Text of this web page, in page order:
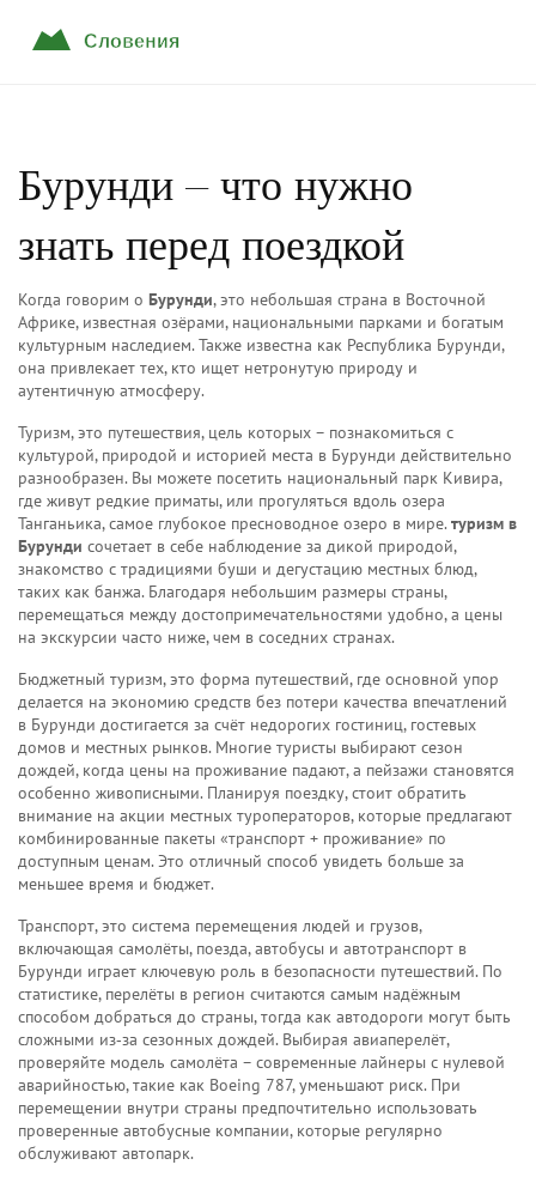
Бурунди – что нужно
знать перед поездкой
Когда говорим о Бурунди,это небольшая страна в Восточной
Африке, известная озёрами, национальными парками и богатым
культурным наследием. Также известна как Республика Бурунди,
она привлекает тех, кто ищет нетронутую природу и
аутентичную атмосферу.
Туризм,это путешествия, цель которых – познакомиться с
культурой, природой и историей места в Бурунди действительно
разнообразен. Вы можете посетить национальный парк Кивира,
где живут редкие приматы, или прогуляться вдоль озера
Танганьика, самое глубокое пресноводное озеро в мире. туризм в
Бурунди сочетает в себе наблюдение за дикой природой,
знакомство с традициями буши и дегустацию местных блюд,
таких как банжа. Благодаря небольшим размеры страны,
перемещаться между достопримечательностями удобно, а цены
на экскурсии часто ниже, чем в соседних странах.
Бюджетный туризм,это форма путешествий, где основной упор
делается на экономию средств без потери качества впечатлений
в Бурунди достигается за счёт недорогих гостиниц, гостевых
домов и местных рынков. Многие туристы выбирают сезон
дождей, когда цены на проживание падают, а пейзажи становятся
особенно живописными. Планируя поездку, стоит обратить
внимание на акции местных туроператоров, которые предлагают
комбинированные пакеты «транспорт + проживание» по
доступным ценам. Это отличный способ увидеть больше за
меньшее время и бюджет.
Транспорт,это система перемещения людей и грузов,
включающая самолёты, поезда, автобусы и автотранспорт в
Бурунди играет ключевую роль в безопасности путешествий. По
статистике, перелёты в регион считаются самым надёжным
способом добраться до страны, тогда как автодороги могут быть
сложными из‑за сезонных дождей. Выбирая авиаперелёт,
проверяйте модель самолёта – современные лайнеры с нулевой
аварийностью, такие как Boeing 787, уменьшают риск. При
перемещении внутри страны предпочтительно использовать
проверенные автобусные компании, которые регулярно
обслуживают автопарк.